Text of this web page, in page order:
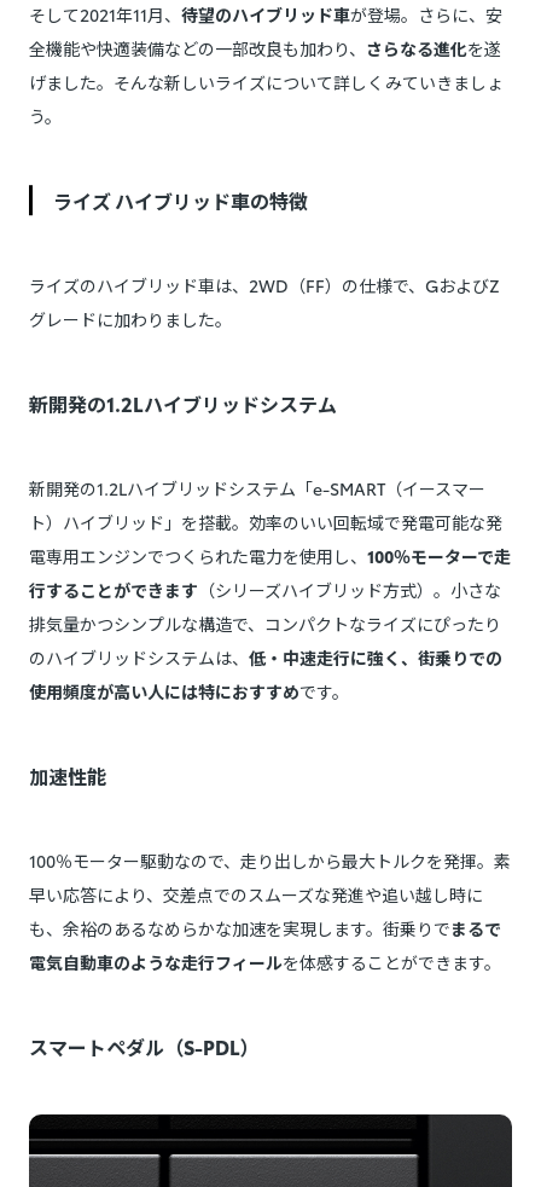
そして2021年11月、 待望のハイブリッド車が登場。さらに、安
全機能や快適装備などの一部改良も加わり、 さらなる進化を遂
げました。そんな新しいライズについて詳しくみていきましょ
う。
ライズ ハイブリッド車の特徴
ライズのハイブリッド車は、2WD（FF）の仕様で、GおよびZ
グレードに加わりました。
新開発の1.2Lハイブリッドシステム
新開発の1.2Lハイブリッドシステム「e-SMART（イースマー
ト）ハイブリッド」を搭載。効率のいい回転域で発電可能な発
電専用エンジンでつくられた電力を使用し、 100％モーターで走
行することができます （シリーズハイブリッド方式）。小さな
排気量かつシンプルな構造で、コンパクトなライズにぴったり
のハイブリッドシステムは、 低・中速走行に強く、街乗りでの
使用頻度が高い人には特におすすめです。
加速性能
100％モーター駆動なので、走り出しから最大トルクを発揮。素
早い応答により、交差点でのスムーズな発進や追い越し時に
も、余裕のあるなめらかな加速を実現します。街乗りでまるで
電気自動車のような走行フィールを体感することができます。
スマートペダル（S-PDL）